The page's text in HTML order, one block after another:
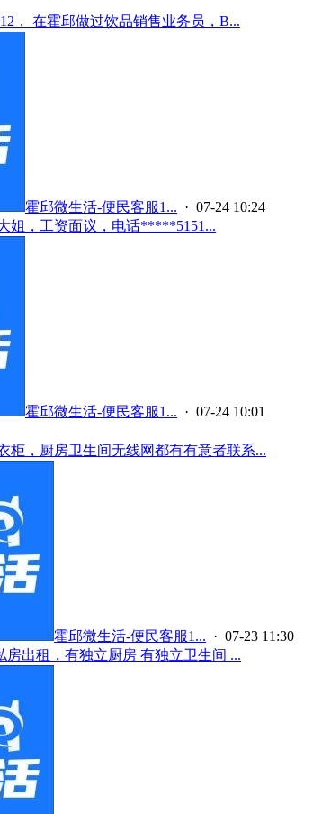
， 在霍邱做过饮品销售业务员，B...
霍邱微生活-便民客服1... · 07-24 10:24
姐，工资面议，电话*****5151...
霍邱微生活-便民客服1... · 07-24 10:01
柜，厨房卫生间无线网都有有意者联系...
霍邱微生活-便民客服1... · 07-23 11:30
出租，有独立厨房 有独立卫生间 ...